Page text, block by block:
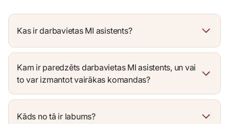
Kas ir darbavietas MI asistents?
Kam ir paredzēts darbavietas MI asistents, un vai
to var izmantot vairākas komandas?
Kāds no tā ir labums?